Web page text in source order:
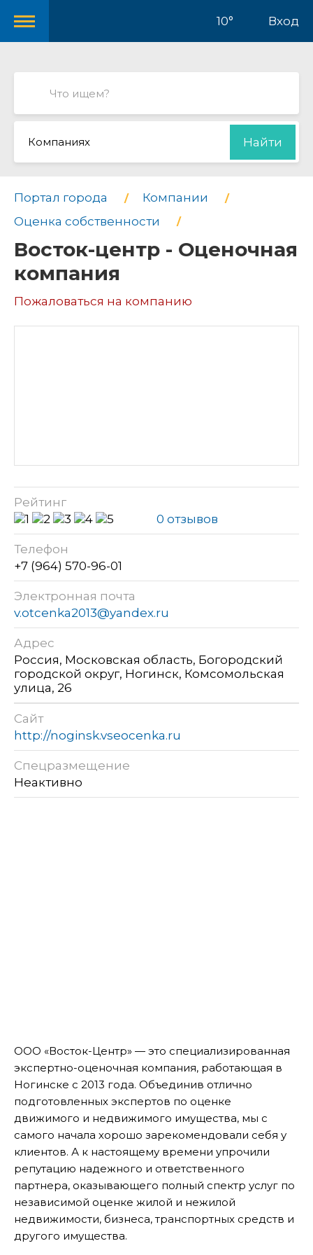
10° Вход
Компаниях Найти
Портал города
Компании
Оценка собственности
Восток-центр - Оценочная
компания
Пожаловаться на компанию
Рейтинг
0 отзывов
Телефон
+7 (964) 570-96-01
Электронная почта
v.otcenka2013@yandex.ru
Адрес
Россия, Московская область, Богородский
городской округ, Ногинск, Комсомольская
улица, 26
Сайт
http://noginsk.vseocenka.ru
Спецразмещение
Неактивно
ООО «Восток-Центр» — это специализированная
экспертно-оценочная компания, работающая в
Ногинске с 2013 года. Объединив отлично
подготовленных экспертов по оценке
движимого и недвижимого имущества, мы с
самого начала хорошо зарекомендовали себя у
клиентов. А к настоящему времени упрочили
репутацию надежного и ответственного
партнера, оказывающего полный спектр услуг по
независимой оценке жилой и нежилой
недвижимости, бизнеса, транспортных средств и
другого имущества.